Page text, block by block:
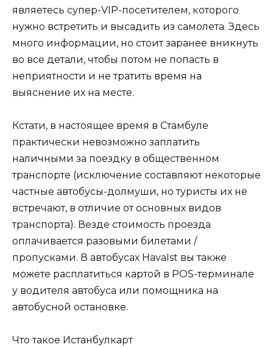
являетесь супер-VIP-посетителем, которого
нужно встретить и высадить из самолета. Здесь
много информации, но стоит заранее вникнуть
во все детали, чтобы потом не попасть в
неприятности и не тратить время на
выяснение их на месте.
Кстати, в настоящее время в Стамбуле
практически невозможно заплатить
наличными за поездку в общественном
транспорте (исключение составляют некоторые
частные автобусы-долмуши, но туристы их не
встречают, в отличие от основных видов
транспорта). Везде стоимость проезда
оплачивается разовыми билетами /
пропусками. В автобусах HavaIst вы также
можете расплатиться картой в POS-терминале
у водителя автобуса или помощника на
автобусной остановке.
Что такое Истанбулкарт